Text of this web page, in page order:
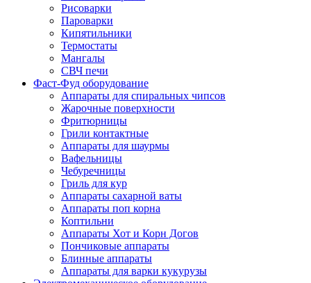
Рисоварки
Пароварки
Кипятильники
Термостаты
Мангалы
СВЧ печи
Фаст-Фуд оборудование
Аппараты для спиральных чипсов
Жарочные поверхности
Фритюрницы
Грили контактные
Аппараты для шаурмы
Вафельницы
Чебуречницы
Гриль для кур
Аппараты сахарной ваты
Аппараты поп корна
Коптильни
Аппараты Хот и Корн Догов
Пончиковые аппараты
Блинные аппараты
Аппараты для варки кукурузы